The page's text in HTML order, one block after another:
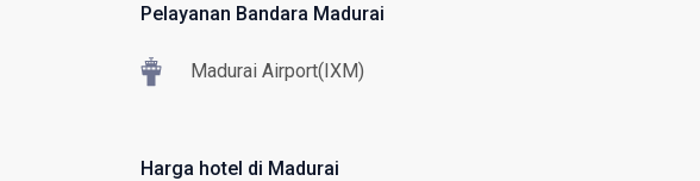
Pelayanan Bandara Madurai
Madurai Airport(IXM)
Harga hotel di Madurai